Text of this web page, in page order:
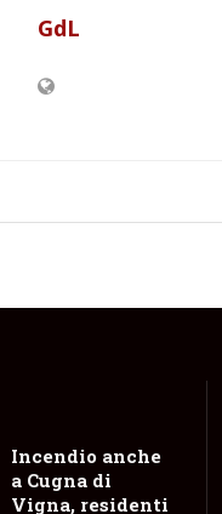
GdL
Incendio anche
a Cugna di
Vigna, residenti